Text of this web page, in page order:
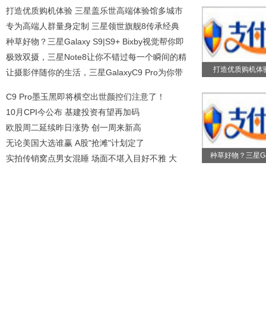
打造优质购机体验 三星盖乐世高端体验馆多城市
专为高端人群量身定制 三星领世旗舰8传承经典
种草好物？三星Galaxy S9|S9+ Bixby视觉帮你即
极致双摄，三星Note8让你不错过每一个瞬间的精
让摄影伴随你的生活，三星GalaxyC9 Pro为你带
C9 Pro墨玉黑即将横空出世颜控们注意了！
10月CPI今公布 基建投资有望再加码
欧股周二延续昨日涨势 创一周来新高
无论美国大选谁赢 A股"抢滩"计划定了
实拍传销窝点男女混睡 场面不堪入目好不雅 大
打造优质购机体
种草好物？三星